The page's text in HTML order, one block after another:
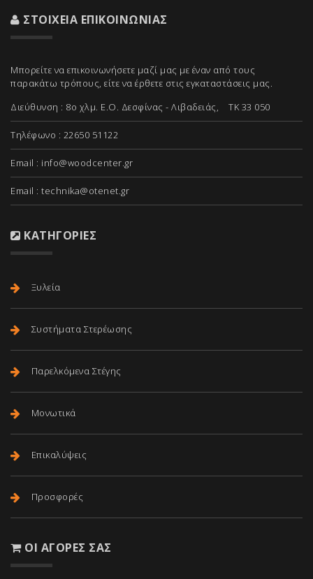
ΣΤΟΙΧΕΊΑ ΕΠΙΚΟΙΝΩΝΊΑΣ
Μπορείτε να επικοινωνήσετε μαζί μας με έναν από τους
παρακάτω τρόπους, είτε να έρθετε στις εγκαταστάσεις μας.
Διεύθυνση : 8ο χλμ. Ε.Ο. Δεσφίνας - Λιβαδειάς, ΤΚ 33 050
Τηλέφωνο : 22650 51122
Email : info@woodcenter.gr
Email : technika@otenet.gr
ΚΑΤΗΓΟΡΊΕΣ
Ξυλεία
Συστήματα Στερέωσης
Παρελκόμενα Στέγης
Μονωτικά
Επικαλύψεις
Προσφορές
ΟΙ ΑΓΟΡΈΣ ΣΑΣ